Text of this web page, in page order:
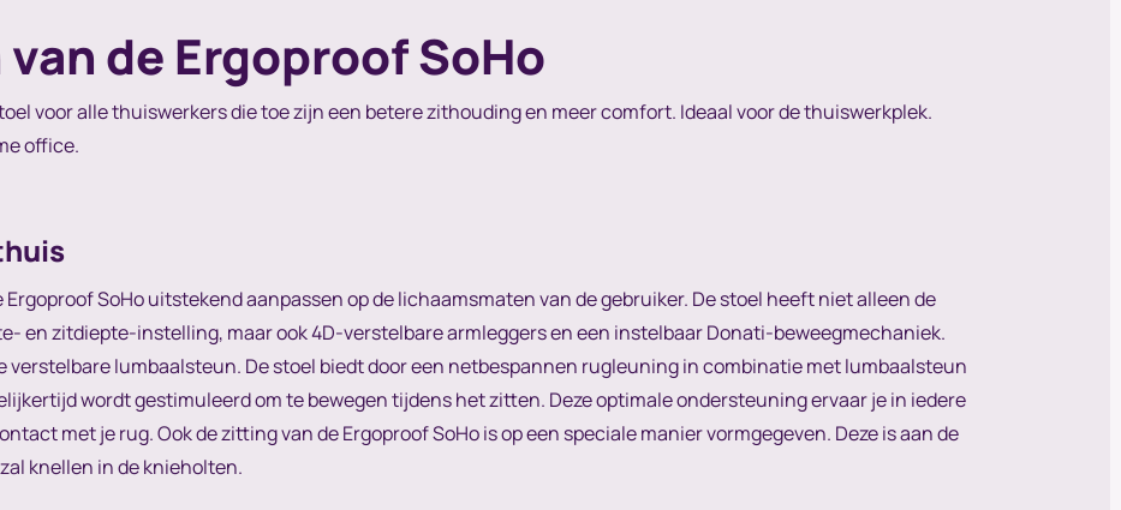
de Ergoproof SoHo
voor alle thuiswerkers die toe zijn een betere zithouding en meer comfort. Ideaal voor de thuiswerkplek.
office.
SoHo uitstekend aanpassen op de lichaamsmaten van de gebruiker. De stoel heeft niet alleen de
en zitdiepte-instelling, maar ook 4D-verstelbare armleggers en een instelbaar Donati-beweegmechaniek.
verstelbare lumbaalsteun. De stoel biedt door een netbespannen rugleuning in combinatie met lumbaalsteun
wordt gestimuleerd om te bewegen tijdens het zitten. Deze optimale ondersteuning ervaar je in iedere
met je rug. Ook de zitting van de Ergoproof SoHo is op een speciale manier vormgegeven. Deze is aan de
knellen in de knieholten.